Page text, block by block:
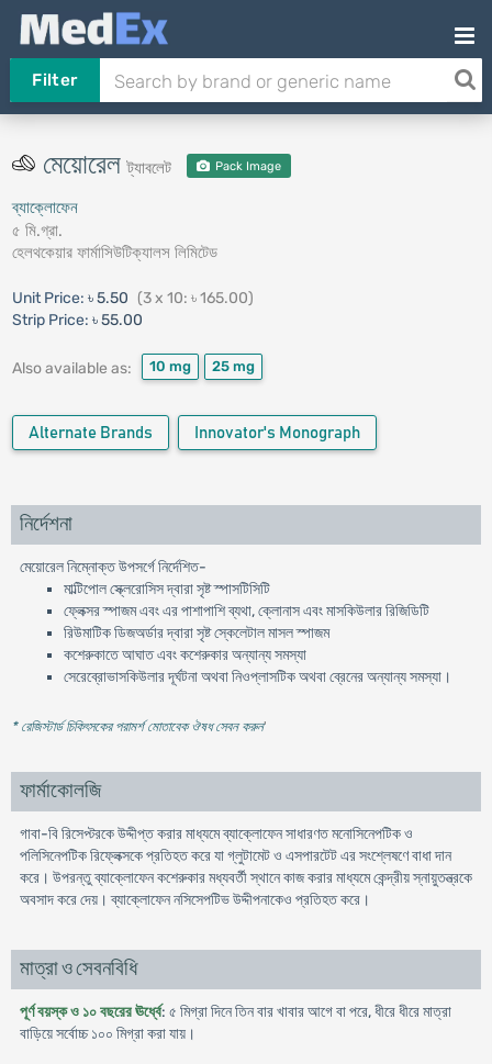
Filter
মেয়োরেলট্যাবলেট Pack Image
ব্যাক্লোফেন
৫ মি.গ্রা.
হেলথকেয়ার ফার্মাসিউটিক্যালস লিমিটেড
Unit Price: ৳ 5.50 (3 x 10: ৳ 165.00)
Strip Price: ৳ 55.00
Also available as: 10 mg 25 mg
Alternate Brands Innovator's Monograph
নির্দেশনা
মেয়োরেল নিম্নোক্ত উপসর্গে নির্দেশিত-
মাল্টিপোল স্ক্লেরোসিস দ্বারা সৃষ্ট স্পাসটিসিটি
ফ্লেক্সর স্পাজম এবং এর পাশাপাশি ব্যথা, ক্লোনাস এবং মাসকিউলার রিজিডিটি
রিউমাটিক ডিজঅর্ডার দ্বারা সৃষ্ট স্কেলেটাল মাসল স্পাজম
কশেরুকাতে আঘাত এবং কশেরুকার অন্যান্য সমস্যা
সেরেব্রোভাসকিউলার দূর্ঘটনা অথবা নিওপ্লাসটিক অথবা ব্রেনের অন্যান্য সমস্যা।
* রেজিস্টার্ড চিকিৎসকের পরামর্শ মোতাবেক ঔষধ সেবন করুন'
ফার্মাকোলজি
গাবা-বি রিসেপ্টরকে উদ্দীপ্ত করার মাধ্যমে ব্যাক্লোফেন সাধারণত মনোসিনেপটিক ও
পলিসিনেপটিক রিফ্লেক্সকে প্রতিহত করে যা গ্লুটামেট ও এসপারটেট এর সংশ্লেষণে বাধা দান
করে। উপরন্তু ব্যাক্লোফেন কশেরুকার মধ্যবর্তী স্থানে কাজ করার মাধ্যমে কেন্দ্রীয় স্নায়ুতন্ত্রকে
অবসাদ করে দেয়। ব্যাক্লোফেন নসিসেপটিভ উদ্দীপনাকেও প্রতিহত করে।
মাত্রা ও সেবনবিধি
পূর্ণ বয়স্ক ও ১০ বছরের ঊর্ধ্বে: ৫ মিগ্রা দিনে তিন বার খাবার আগে বা পরে, ধীরে ধীরে মাত্রা
বাড়িয়ে সর্বোচ্চ ১০০ মিগ্রা করা যায়।